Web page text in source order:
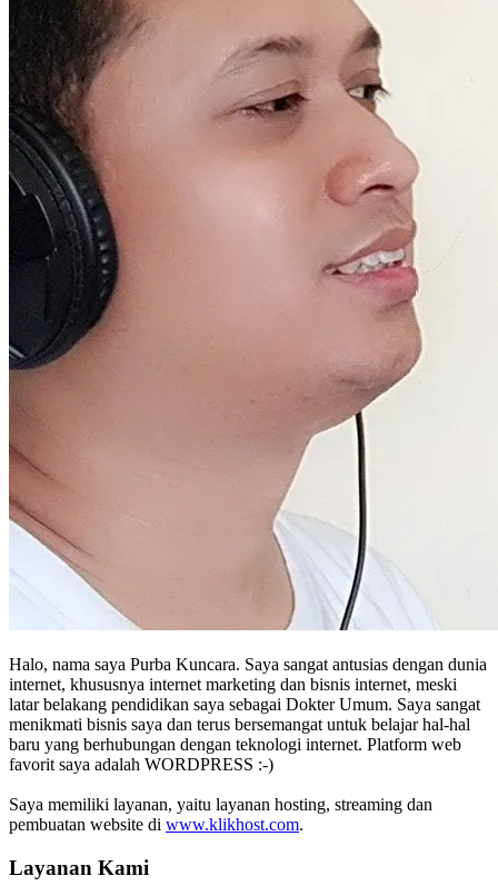
Halo, nama saya Purba Kuncara. Saya sangat antusias dengan dunia
internet, khususnya internet marketing dan bisnis internet, meski
latar belakang pendidikan saya sebagai Dokter Umum. Saya sangat
menikmati bisnis saya dan terus bersemangat untuk belajar hal-hal
baru yang berhubungan dengan teknologi internet. Platform web
favorit saya adalah WORDPRESS :-)
Saya memiliki layanan, yaitu layanan hosting, streaming dan
pembuatan website di www.klikhost.com.
Layanan Kami